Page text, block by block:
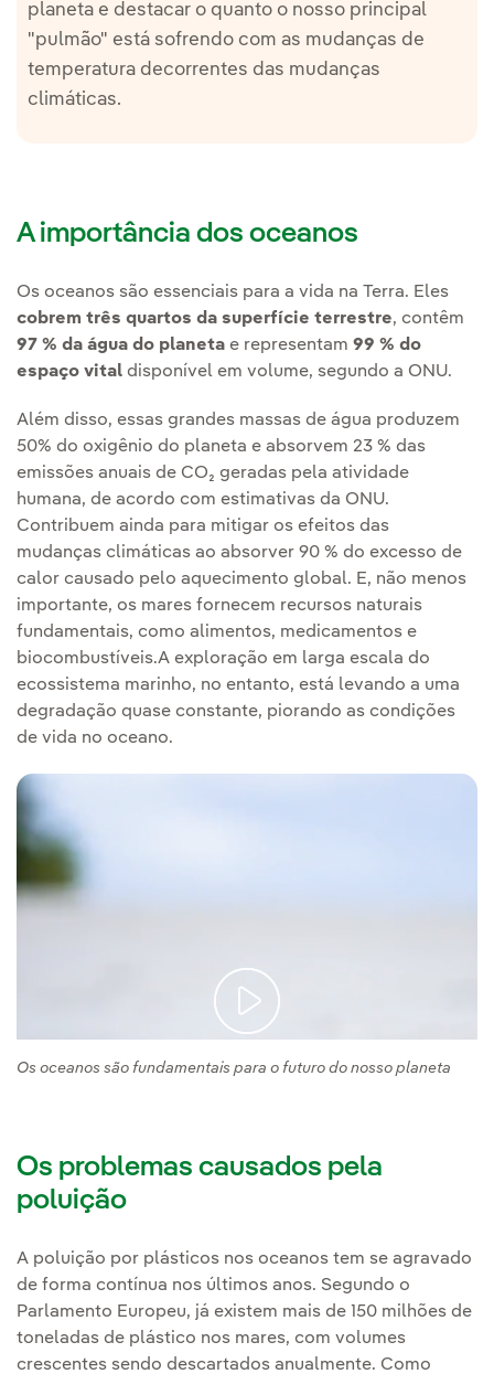
planeta e destacar o quanto o nosso principal
"pulmão" está sofrendo com as mudanças de
temperatura decorrentes das mudanças
climáticas.
A importância dos oceanos
Os oceanos são essenciais para a vida na Terra. Eles
cobrem três quartos da superfície terrestre, contêm
97 % da água do planeta e representam 99 % do
espaço vital disponível em volume, segundo a ONU.
Além disso, essas grandes massas de água produzem
50% do oxigênio do planeta e absorvem 23 % das
emissões anuais de CO₂ geradas pela atividade
humana, de acordo com estimativas da ONU.
Contribuem ainda para mitigar os efeitos das
mudanças climáticas ao absorver 90 % do excesso de
calor causado pelo aquecimento global. E, não menos
importante, os mares fornecem recursos naturais
fundamentais, como alimentos, medicamentos e
biocombustíveis.A exploração em larga escala do
ecossistema marinho, no entanto, está levando a uma
degradação quase constante, piorando as condições
de vida no oceano.
Os oceanos são fundamentais para o futuro do nosso planeta
Os problemas causados pela
poluição
A poluição por plásticos nos oceanos tem se agravado
de forma contínua nos últimos anos. Segundo o
Parlamento Europeu, já existem mais de 150 milhões de
toneladas de plástico nos mares, com volumes
crescentes sendo descartados anualmente. Como